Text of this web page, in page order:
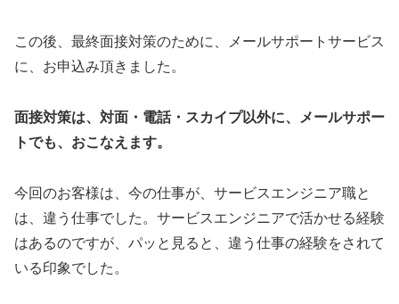
この後、最終面接対策のために、メールサポートサービス
に、お申込み頂きました。
面接対策は、対面・電話・スカイプ以外に、メールサポー
トでも、おこなえます。
今回のお客様は、今の仕事が、サービスエンジニア職と
は、違う仕事でした。サービスエンジニアで活かせる経験
はあるのですが、パッと見ると、違う仕事の経験をされて
いる印象でした。